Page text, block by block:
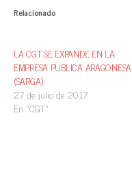
Relacionado
LA CGT SE EXPANDE EN LA
EMPRESA PUBLICA ARAGONESA
(SARGA)
27 de julio de 2017
En «CGT»